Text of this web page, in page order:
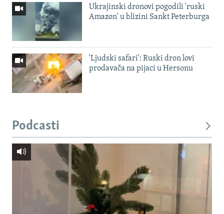
Ukrajinski dronovi pogodili 'ruski
Amazon' u blizini Sankt Peterburga
'Ljudski safari': Ruski dron lovi
prodavača na pijaci u Hersonu
Podcasti